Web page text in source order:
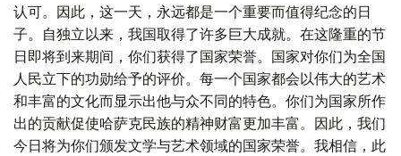
认可。因此，这一天，永远都是一个重要而值得纪念的日
子。自独立以来，我国取得了许多巨大成就。在这隆重的节
日即将到来期间，你们获得了国家荣誉。国家对你们为全国
人民立下的功勋给予的评价。每一个国家都会以伟大的艺术
和丰富的文化而显示出他与众不同的特色。你们为国家所作
出的贡献促使哈萨克民族的精神财富更加丰富。因此，我们
今日将为你们颁发文学与艺术领域的国家荣誉。我相信，此